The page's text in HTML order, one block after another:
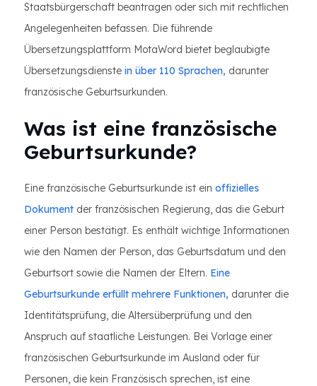
Staatsbürgerschaft beantragen oder sich mit rechtlichen
Angelegenheiten befassen. Die führende
Übersetzungsplattform MotaWord bietet beglaubigte
Übersetzungsdienste in über 110 Sprachen, darunter
französische Geburtsurkunden.
Was ist eine französische
Geburtsurkunde?
Eine französische Geburtsurkunde ist ein offizielles
Dokument der französischen Regierung, das die Geburt
einer Person bestätigt. Es enthält wichtige Informationen
wie den Namen der Person, das Geburtsdatum und den
Geburtsort sowie die Namen der Eltern. Eine
Geburtsurkunde erfüllt mehrere Funktionen, darunter die
Identitätsprüfung, die Altersüberprüfung und den
Anspruch auf staatliche Leistungen. Bei Vorlage einer
französischen Geburtsurkunde im Ausland oder für
Personen, die kein Französisch sprechen, ist eine